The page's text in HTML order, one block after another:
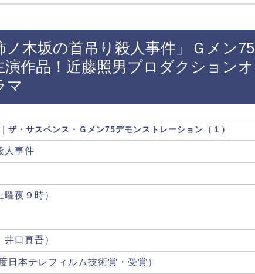
木坂の首吊り殺人事件」Ｇメン75
作品！近藤照男プロダクションオ
マ
ザ・サスペンス・Ｇメン75デモンストレーション（１）
人事件
夜９時）
井口真吾）
日本テレフィルム技術賞・受賞）